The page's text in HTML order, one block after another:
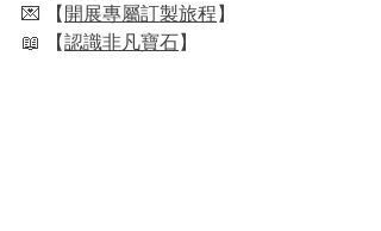
💌 【開展專屬訂製旅程】
📖 【認識非凡寶石】